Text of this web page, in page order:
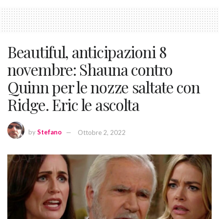
Beautiful, anticipazioni 8
novembre: Shauna contro
Quinn per le nozze saltate con
Ridge. Eric le ascolta
byStefano Ottobre 2, 2022